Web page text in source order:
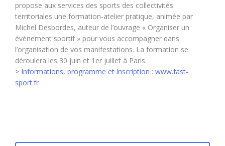
propose aux services des sports des collectivités
territoriales une formation-atelier pratique, animée par
Michel Desbordes, auteur de l’ouvrage « Organiser un
événement sportif » pour vous accompagner dans
l’organisation de vos manifestations. La formation se
déroulera les 30 juin et 1er juillet à Paris.
> Informations, programme et inscription : www.fast-
sport.fr